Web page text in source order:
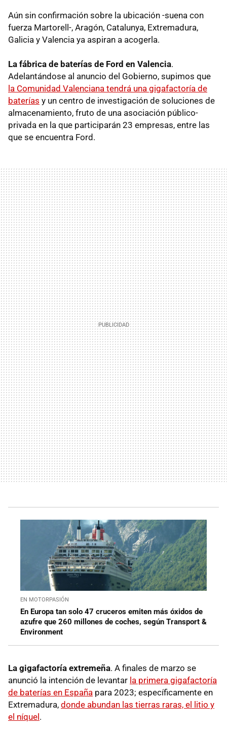
Aún sin confirmación sobre la ubicación -suena con
fuerza Martorell-, Aragón, Catalunya, Extremadura,
Galicia y Valencia ya aspiran a acogerla.
La fábrica de baterías de Ford en Valencia.
Adelantándose al anuncio del Gobierno, supimos que
la Comunidad Valenciana tendrá una gigafactoría de
baterías y un centro de investigación de soluciones de
almacenamiento, fruto de una asociación público-
privada en la que participarán 23 empresas, entre las
que se encuentra Ford.
EN MOTORPASIÓN
En Europa tan solo 47 cruceros emiten más óxidos de
azufre que 260 millones de coches, según Transport &
Environment
La gigafactoría extremeña. A finales de marzo se
anunció la intención de levantar la primera gigafactoría
de baterías en España para 2023; específicamente en
Extremadura, donde abundan las tierras raras, el litio y
el níquel.